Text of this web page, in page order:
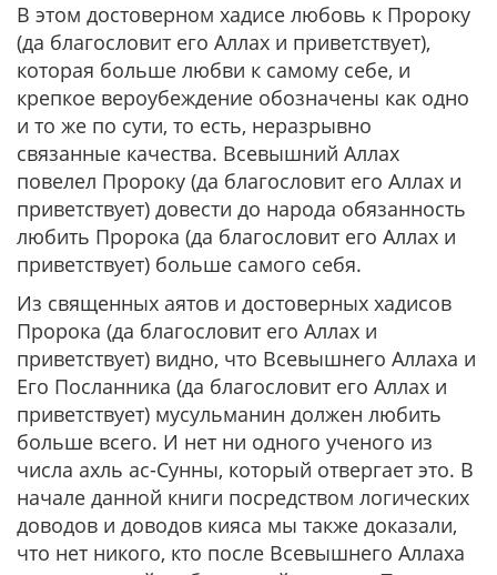
В этом достоверном хадисе любовь к Пророку
(да благословит его Аллах и приветствует),
которая больше любви к самому себе, и
крепкое вероубеждение обозначены как одно
и то же по сути, то есть, неразрывно
связанные качества. Всевышний Аллах
повелел Пророку (да благословит его Аллах и
приветствует) довести до народа обязанность
любить Пророка (да благословит его Аллах и
приветствует) больше самого себя.
Из священных аятов и достоверных хадисов
Пророка (да благословит его Аллах и
приветствует) видно, что Всевышнего Аллаха и
Его Посланника (да благословит его Аллах и
приветствует) мусульманин должен любить
больше всего. И нет ни одного ученого из
числа ахль ас-Сунны, который отвергает это. В
начале данной книги посредством логических
доводов и доводов кияса мы также доказали,
что нет никого, кто после Всевышнего Аллаха